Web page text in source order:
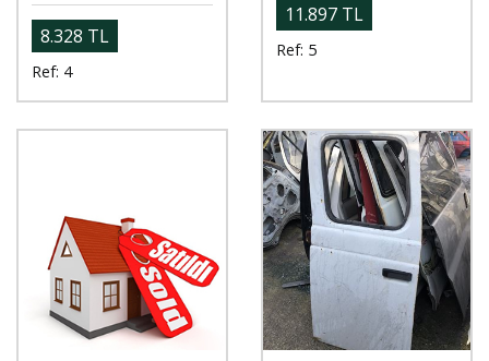
8.328 TL
Ref: 4
11.897 TL
Ref: 5